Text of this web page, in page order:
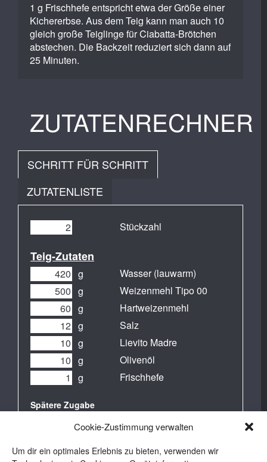
Cookie-Zustimmung verwalten
Um dir ein optimales Erlebnis zu bieten, verwenden wir
1 g Frischhefe entspricht etwa der Größe einer
Kichererbse. Aus dem Teig kann man auch 10
gleich große Teiglinge für Ciabatta-Brötchen
abstechen. Die Backzeit reduziert sich dann auf
25 Minuten.
ZUTATENRECHNER
SCHRITT FÜR SCHRITT
ZUTATENLISTE
Stückzahl
Teig-Zutaten
g
Wasser (lauwarm)
g
Weizenmehl Tipo 00
g
Hartweizenmehl
g
Salz
g
Lievito Madre
g
Olivenöl
g
Frischhefe
Spätere Zugabe
g
Bedarf)